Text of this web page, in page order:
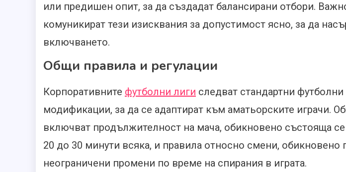
или предишен опит, за да създадат балансирани отбори.
комуникират тези изисквания за допустимост ясно, за да
включването.
Общи правила и регулации
Корпоративните футболни лиги следват стандартни
модификации, за да се адаптират към аматьорските играчи.
включват продължителност на мача, обикновено състояща
20 до 30 минути всяка, и правила относно смени, обикновено
неограничени промени по време на спирания в играта.